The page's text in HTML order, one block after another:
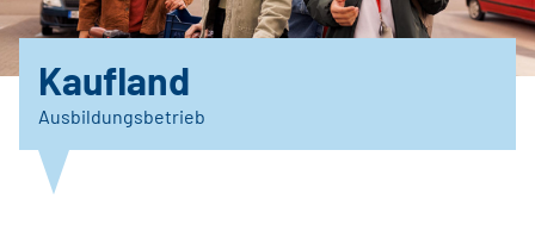
Kaufland
Ausbildungsbetrieb